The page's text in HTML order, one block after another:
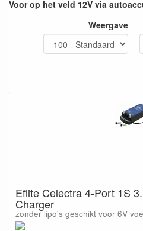
Voor op het veld 12V via
Weergave
Eflite Celectra 4-Port 1S
Charger
zonder lipo's geschikt voor 6V